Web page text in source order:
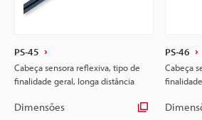
PS-45
Cabeça sensora reflexiva, tipo de
finalidade geral, longa distância
Dimensões
PS-46
Cabeça